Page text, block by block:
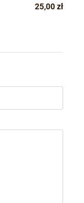
25,00 zł